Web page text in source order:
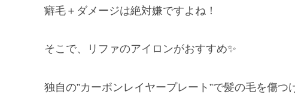
癖毛＋ダメージは絶対嫌ですよね！
そこで、リファのアイロンがおすすめ✨
独自の”カーボンレイヤープレート”で髪の毛を傷つ